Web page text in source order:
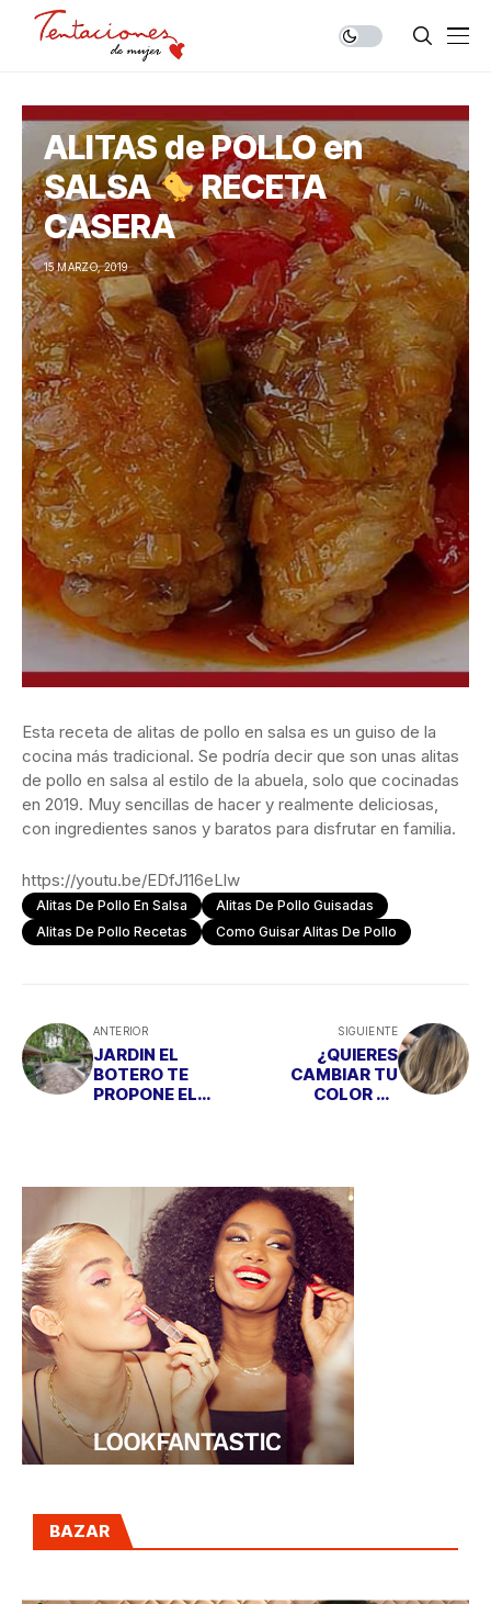
ALITAS de POLLO en
SALSA
RECETA
CASERA
15 MARZO, 2019
Esta receta de alitas de pollo en salsa es un guiso de la
cocina más tradicional. Se podría decir que son unas alitas
de pollo en salsa al estilo de la abuela, solo que cocinadas
en 2019. Muy sencillas de hacer y realmente deliciosas,
con ingredientes sanos y baratos para disfrutar en familia.
https://youtu.be/EDfJ116eLlw
Alitas De Pollo En Salsa
Alitas De Pollo Guisadas
Alitas De Pollo Recetas
Como Guisar Alitas De Pollo
ANTERIOR
JARDIN EL
BOTERO TE
PROPONE EL
SIGUIENTE
¿QUIERES
CAMBIAR TU
COLOR DE
BAZAR